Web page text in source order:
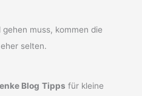
muss, kommen die
eher selten.
Blog Tipps für kleine